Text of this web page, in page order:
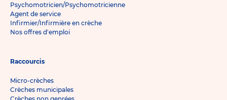
Psychomotricien/Psychomotricienne
Agent de service
Infirmier/Infirmière en crèche
Nos offres d'emploi
Raccourcis
Micro-crèches
Crèches municipales